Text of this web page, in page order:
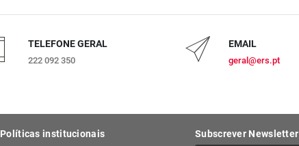
TELEFONE GERAL
222 092 350
EMAIL
geral@ers.pt
Políticas institucionais Subscrever Newsletter